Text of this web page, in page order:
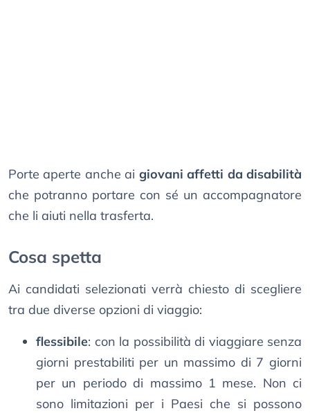
Porte aperte anche ai giovani affetti da disabilità
che potranno portare con sé un accompagnatore
che li aiuti nella trasferta.
Cosa spetta
Ai candidati selezionati verrà chiesto di scegliere
tra due diverse opzioni di viaggio:
flessibile: con la possibilità di viaggiare senza
giorni prestabiliti per un massimo di 7 giorni
per un periodo di massimo 1 mese. Non ci
sono limitazioni per i Paesi che si possono